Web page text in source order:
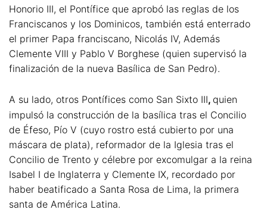
Honorio III, el Pontífice que aprobó las reglas de los
Franciscanos y los Dominicos, también está enterrado
el primer Papa franciscano, Nicolás IV, Además
Clemente VIII y Pablo V Borghese (quien supervisó la
finalización de la nueva Basílica de San Pedro).
A su lado, otros Pontífices como San Sixto III, quien
impulsó la construcción de la basílica tras el Concilio
de Éfeso, Pío V (cuyo rostro está cubierto por una
máscara de plata), reformador de la Iglesia tras el
Concilio de Trento y célebre por excomulgar a la reina
Isabel I de Inglaterra y Clemente IX, recordado por
haber beatificado a Santa Rosa de Lima, la primera
santa de América Latina.